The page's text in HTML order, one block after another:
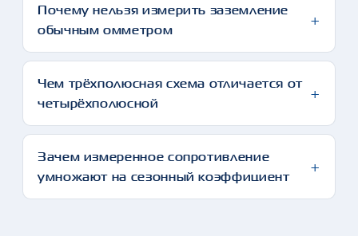
Почему нельзя измерить заземление
обычным омметром
Чем трёхполюсная схема отличается от
четырёхполюсной
Зачем измеренное сопротивление
умножают на сезонный коэффициент